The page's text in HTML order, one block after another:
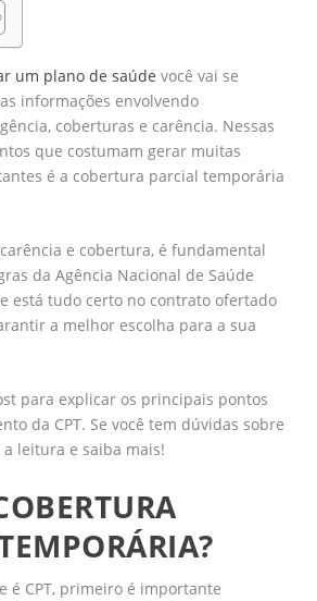
um plano de saúde você vai se
informações envolvendo
coberturas e carência. Nessas
que costumam gerar muitas
é a cobertura parcial temporária
e cobertura, é fundamental
da Agência Nacional de Saúde
está tudo certo no contrato ofertado
a melhor escolha para a sua
para explicar os principais pontos
da CPT. Se você tem dúvidas sobre
leitura e saiba mais!
é CPT, primeiro é importante